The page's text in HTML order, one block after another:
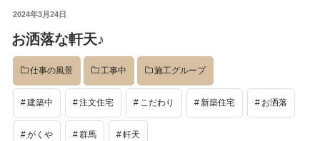
投
日:
2024年3月24日
お洒落な軒天♪
仕事の風景 工事中 施工グループ
建築中 注文住宅 こだわり 新築住宅 お洒落
がくや 群馬 軒天
ホームページ
未分類